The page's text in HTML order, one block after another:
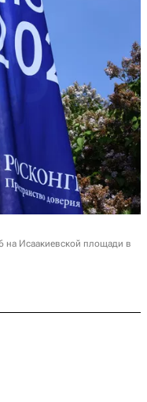
на Исаакиевской площади в